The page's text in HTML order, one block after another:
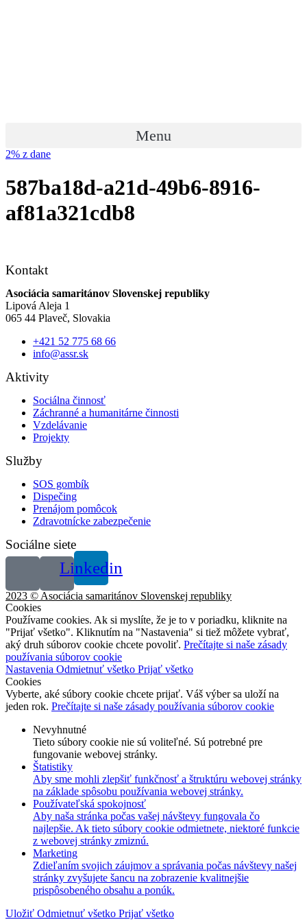
Menu
2% z dane
587ba18d-a21d-49b6-8916-
af81a321cdb8
Kontakt
Asociácia samaritánov Slovenskej republiky
Lipová Aleja 1
065 44 Plaveč, Slovakia
+421 52 775 68 66
info@assr.sk
Aktivity
Sociálna činnosť
Záchranné a humanitárne činnosti
Vzdelávanie
Projekty
Služby
SOS gombík
Dispečing
Prenájom pomôcok
Zdravotnícke zabezpečenie
Sociálne siete
Linkedin
2023 © Asociácia samaritánov Slovenskej republiky
Cookies
Používame cookies. Ak si myslíte, že je to v poriadku, kliknite na
"Prijať všetko". Kliknutím na "Nastavenia" si tiež môžete vybrať,
aký druh súborov cookie chcete povoliť. Prečítajte si naše zásady
používania súborov cookie
Nastavenia Odmietnuť všetko Prijať všetko
Cookies
Vyberte, aké súbory cookie chcete prijať. Váš výber sa uloží na
jeden rok. Prečítajte si naše zásady používania súborov cookie
Nevyhnutné
Tieto súbory cookie nie sú voliteľné. Sú potrebné pre
fungovanie webovej stránky.
Štatistiky
Aby sme mohli zlepšiť funkčnosť a štruktúru webovej stránky
na základe spôsobu používania webovej stránky.
Používateľská spokojnosť
Aby naša stránka počas vašej návštevy fungovala čo
najlepšie. Ak tieto súbory cookie odmietnete, niektoré funkcie
z webovej stránky zmiznú.
Marketing
Zdieľaním svojich záujmov a správania počas návštevy našej
stránky zvyšujete šancu na zobrazenie kvalitnejšie
prispôsobeného obsahu a ponúk.
Uložiť Odmietnuť všetko Prijať všetko